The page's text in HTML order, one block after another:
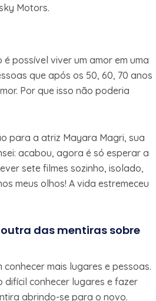
Motors.
possível viver um amor em uma
que após os 50, 60, 70 anos
Por que isso não poderia
para a atriz Mayara Magri, sua
acabou, agora é só esperar a
sete filmes sozinho, isolado,
meus olhos! A vida estremeceu
das mentiras sobre
mais lugares e pessoas.
difícil conhecer lugares e fazer
abrindo-se para o novo.